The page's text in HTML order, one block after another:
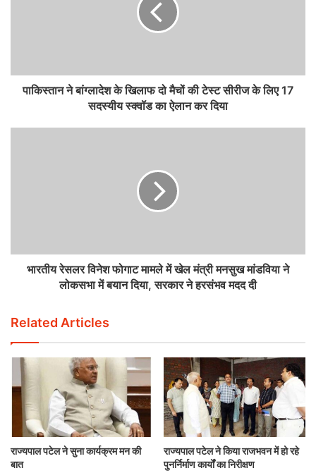
पाकिस्तान ने बांग्लादेश के खिलाफ दो मैचों की टेस्ट सीरीज के लिए 17
सदस्यीय स्क्वॉड का ऐलान कर दिया
भारतीय रेसलर विनेश फोगाट मामले में खेल मंत्री मनसुख मांडविया ने
लोकसभा में बयान दिया, सरकार ने हरसंभव मदद दी
Related Articles
राज्यपाल पटेल ने सुना कार्यक्रम मन की
बात
राज्यपाल पटेल ने किया राजभवन में हो रहे
पुनर्निर्माण कार्यों का निरीक्षण